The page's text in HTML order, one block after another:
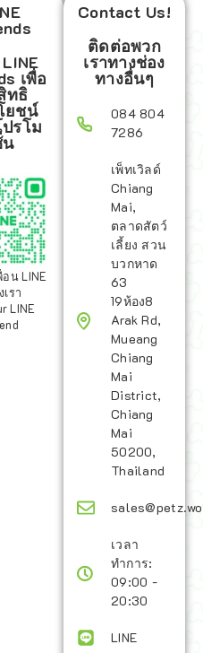
เพื่อ
ทธิ
ยชน์
รโม
อน LINE
รา
LINE
Contact Us!
ติดต่อพวก
เราทางช่อง
ทางอื่นๆ
084 804
7286
เพ็ทเวิลด์
Chiang
Mai,
ตลาดสัตว์
เลี้ยง สวน
บวกหาด
63
19ห้อง8
Arak Rd,
Mueang
Chiang
Mai
District,
Chiang
Mai
50200,
Thailand
เวลา
ทำการ:
09:00 -
20:30
LINE